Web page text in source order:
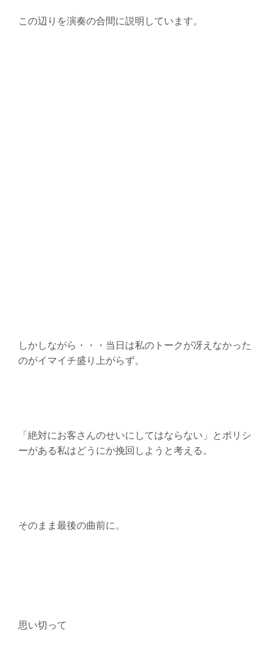
この辺りを演奏の合間に説明しています。
しかしながら・・・当日は私のトークが冴えなかった
のがイマイチ盛り上がらず。
「絶対にお客さんのせいにしてはならない」とポリシ
ーがある私はどうにか挽回しようと考える。
そのまま最後の曲前に。
思い切って